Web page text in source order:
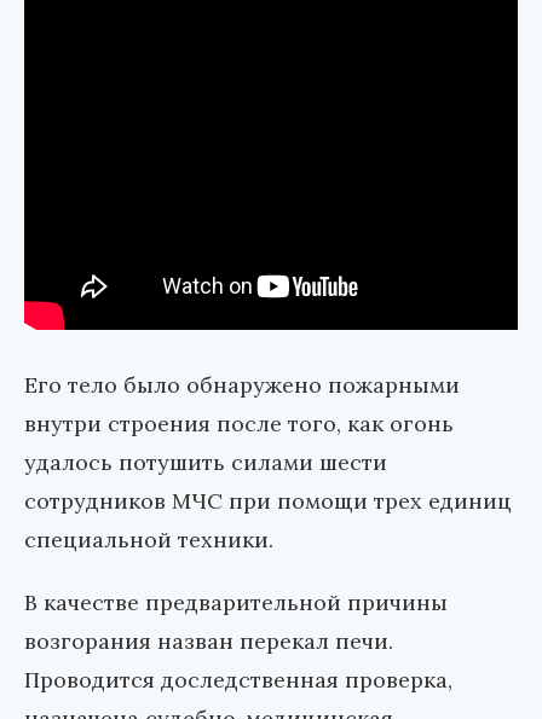
Его тело было обнаружено пожарными
внутри строения после того, как огонь
удалось потушить силами шести
сотрудников МЧС при помощи трех единиц
специальной техники.
В качестве предварительной причины
возгорания назван перекал печи.
Проводится доследственная проверка,